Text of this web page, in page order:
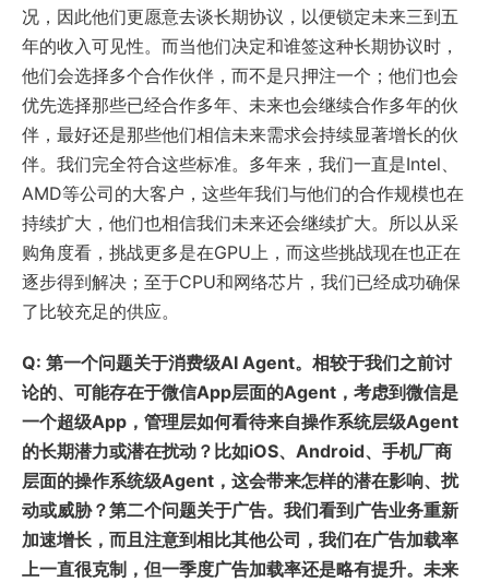
况，因此他们更愿意去谈长期协议，以便锁定未来三到五
年的收入可见性。而当他们决定和谁签这种长期协议时，
他们会选择多个合作伙伴，而不是只押注一个；他们也会
优先选择那些已经合作多年、未来也会继续合作多年的伙
伴，最好还是那些他们相信未来需求会持续显著增长的伙
伴。我们完全符合这些标准。多年来，我们一直是Intel、
AMD等公司的大客户，这些年我们与他们的合作规模也在
持续扩大，他们也相信我们未来还会继续扩大。所以从采
购角度看，挑战更多是在GPU上，而这些挑战现在也正在
逐步得到解决；至于CPU和网络芯片，我们已经成功确保
了比较充足的供应。
Q: 第一个问题关于消费级AI Agent。相较于我们之前讨
论的、可能存在于微信App层面的Agent，考虑到微信是
一个超级App，管理层如何看待来自操作系统层级Agent
的长期潜力或潜在扰动？比如iOS、Android、手机厂商
层面的操作系统级Agent，这会带来怎样的潜在影响、扰
动或威胁？第二个问题关于广告。我们看到广告业务重新
加速增长，而且注意到相比其他公司，我们在广告加载率
上一直很克制，但一季度广告加载率还是略有提升。未来